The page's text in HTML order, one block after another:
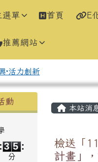
選單 首頁 E
推薦網站
容
動
:
3
3 5
分
:
主內
本站消
檢送「
計畫」